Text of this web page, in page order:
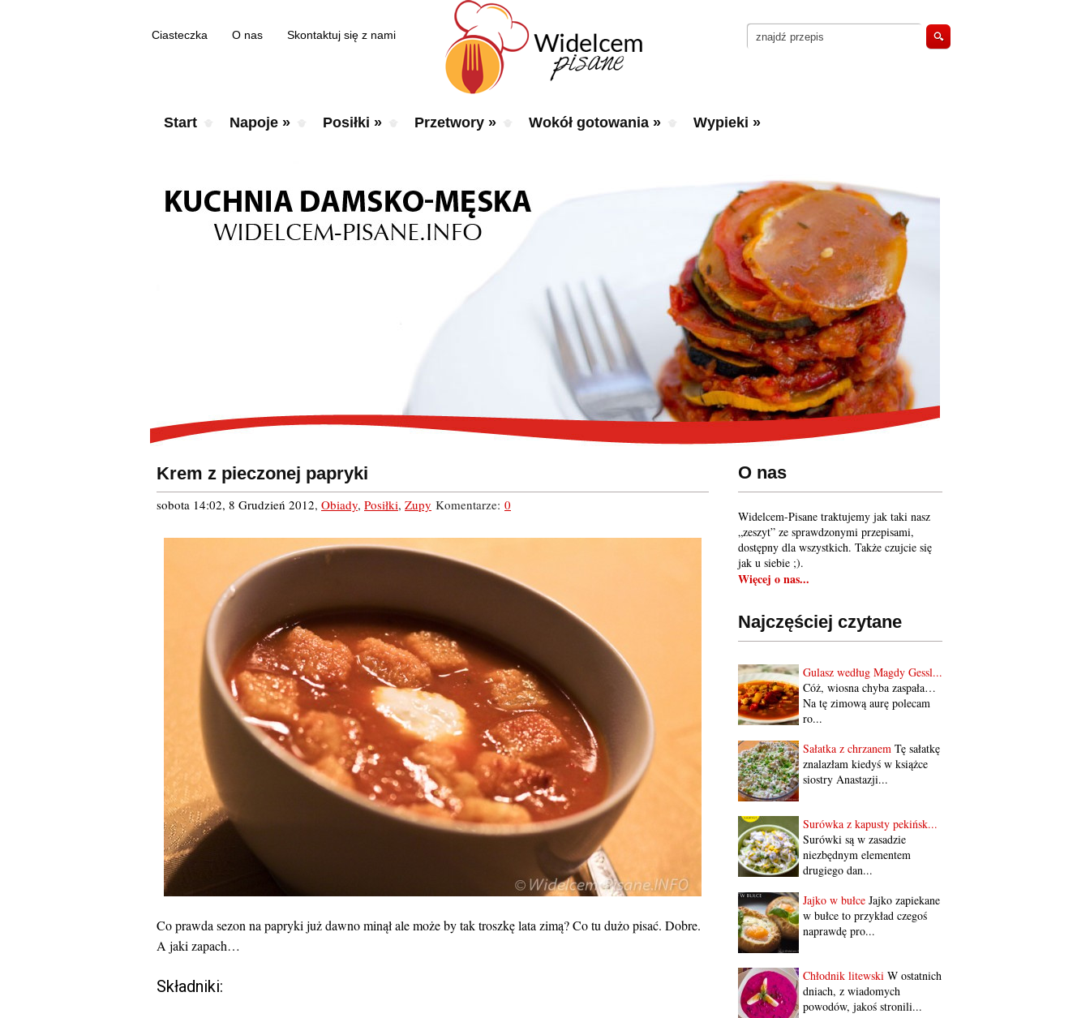
Ciasteczka O nas Skontaktuj się z nami
Start Napoje » Posiłki » Przetwory » Wokół gotowania » Wypieki »
O nas
Widelcem-Pisane traktujemy jak taki nasz
„zeszyt” ze sprawdzonymi przepisami,
dostępny dla wszystkich. Także czujcie się
jak u siebie ;).
Więcej o nas...
Najczęściej czytane
Gulasz według Magdy Gessl...
Cóż, wiosna chyba zaspała…
Na tę zimową aurę polecam
ro...
Sałatka z chrzanem Tę sałatkę
znalazłam kiedyś w książce
siostry Anastazji...
Surówka z kapusty pekińsk...
Surówki są w zasadzie
niezbędnym elementem
drugiego dan...
Jajko w bułce Jajko zapiekane
w bułce to przykład czegoś
naprawdę pro...
Chłodnik litewski W ostatnich
dniach, z wiadomych
powodów, jakoś stronili...
Krem z pieczonej papryki
sobota 14:02, 8 Grudzień 2012, Obiady, Posiłki, Zupy Komentarze: 0
Co prawda sezon na papryki już dawno minął ale może by tak troszkę lata zimą? Co tu dużo pisać. Dobre.
A jaki zapach…
Składniki: